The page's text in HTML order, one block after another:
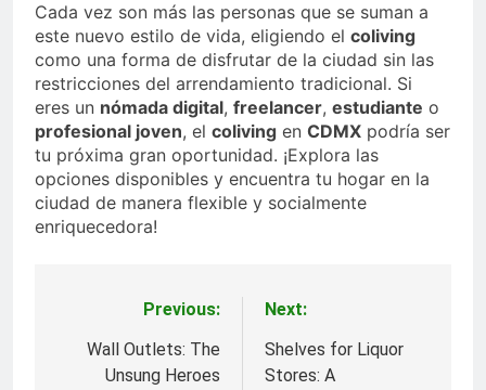
Cada vez son más las personas que se suman a
este nuevo estilo de vida, eligiendo el coliving
como una forma de disfrutar de la ciudad sin las
restricciones del arrendamiento tradicional. Si
eres un nómada digital, freelancer, estudiante o
profesional joven, el coliving en CDMX podría ser
tu próxima gran oportunidad. ¡Explora las
opciones disponibles y encuentra tu hogar en la
ciudad de manera flexible y socialmente
enriquecedora!
navigation
Previous:
Wall Outlets: The
Unsung Heroes
Next:
Shelves for Liquor
Stores: A